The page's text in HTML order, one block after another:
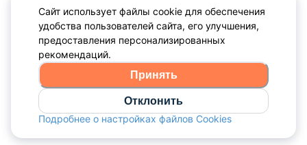
Сайт использует файлы cookie для обеспечения
удобства пользователей сайта, его улучшения,
предоставления персонализированных
рекомендаций.
Принять
Отклонить
Подробнее о настройках файлов Cookies